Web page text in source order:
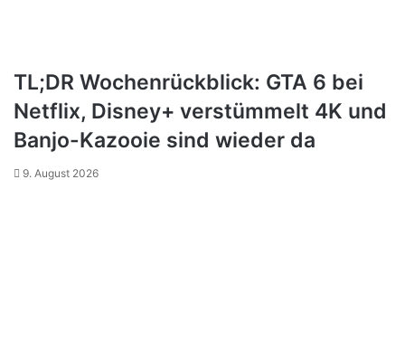
TL;DR Wochenrückblick: GTA 6 bei
Netflix, Disney+ verstümmelt 4K und
Banjo-Kazooie sind wieder da
9. August 2026